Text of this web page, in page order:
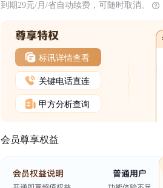
到期29元/月/省自动续费，可随时取消。
标讯详情查看
关键电话直连
甲方分析查询
会员尊享权益